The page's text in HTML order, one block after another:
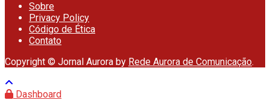
Sobre
Privacy Policy
Código de Ética
Contato
Copyright © Jornal Aurora by Rede Aurora de Comunicação.
Dashboard